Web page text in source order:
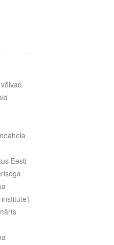
Eesti